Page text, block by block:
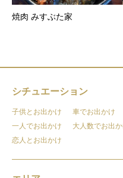
焼肉 みすぶた家
シチュエーション
子供とお出かけ 車でお出かけ
一人でお出かけ
大人数でお出
恋人とお出かけ